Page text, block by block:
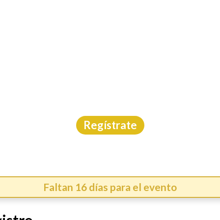
Regístrate
Faltan 16 días para el evento